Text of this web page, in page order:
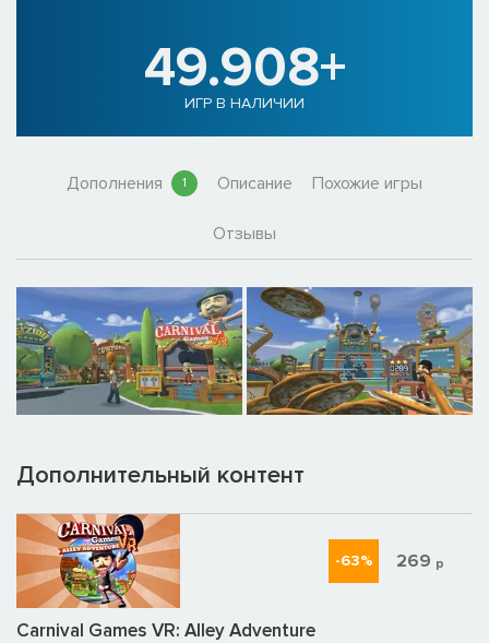
49.908+
ИГР В НАЛИЧИИ
Дополнения 1 Описание Похожие игры
Отзывы
Дополнительный контент
Carnival Games VR: Alley Adventure
-63% 269 р